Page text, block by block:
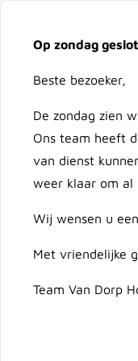
Op zondag
Beste bezoeker,
De zondag zien
Ons team heeft
van dienst
weer klaar om al
Wij wensen u
Met vriendelijke
Team Van Dorp
Ga naar de inhoud
Doorzoek de hele
Vuren